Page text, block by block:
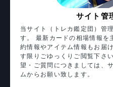
サイト管
当サイト（トレカ鑑定団）管
す。 最新カードの相場情報を
約情報やアイテム情報もお届
す限りごゆっくりご閲覧下さ
望・ご質問につきましては、
ムからお願い致します。